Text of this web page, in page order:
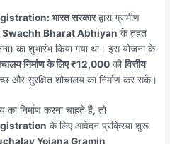
भारत सरकारद्वारा ग्रामीण
Swachh Bharat Abhiyan के तहत
का शुभारंभ किया गया था। इस योजना के
निर्माण के लिए ₹12,000 कीवित्तीय
और सुरक्षित शौचालय का निर्माण कर सकें।
निर्माण करना चाहते हैं, तो
के लिए आवेदन प्रक्रिया शुरू
Yojana Gramin